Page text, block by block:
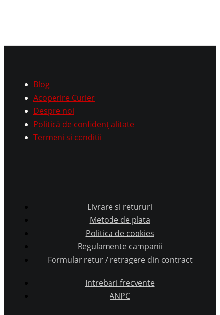
Blog
Acoperire Curier
Despre noi
Politică de confidențialitate
Termeni si conditii
Livrare si retururi
Metode de plata
Politica de cookies
Regulamente campanii
Formular retur / retragere din contract
Intrebari frecvente
ANPC